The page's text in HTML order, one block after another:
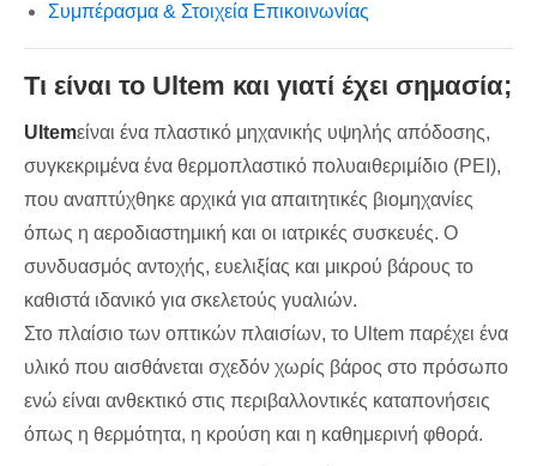
Συμπέρασμα & Στοιχεία Επικοινωνίας
Τι είναι το Ultem και γιατί έχει σημασία;
Ultemείναι ένα πλαστικό μηχανικής υψηλής απόδοσης,
συγκεκριμένα ένα θερμοπλαστικό πολυαιθεριμίδιο (PEI),
που αναπτύχθηκε αρχικά για απαιτητικές βιομηχανίες
όπως η αεροδιαστημική και οι ιατρικές συσκευές. Ο
συνδυασμός αντοχής, ευελιξίας και μικρού βάρους το
καθιστά ιδανικό για σκελετούς γυαλιών.
Στο πλαίσιο των οπτικών πλαισίων, το Ultem παρέχει ένα
υλικό που αισθάνεται σχεδόν χωρίς βάρος στο πρόσωπο
ενώ είναι ανθεκτικό στις περιβαλλοντικές καταπονήσεις
όπως η θερμότητα, η κρούση και η καθημερινή φθορά.